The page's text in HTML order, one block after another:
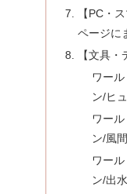
【PC・
ページに
【文具・
ワー
ン/ヒ
ワー
ン/風
ワー
ン/出